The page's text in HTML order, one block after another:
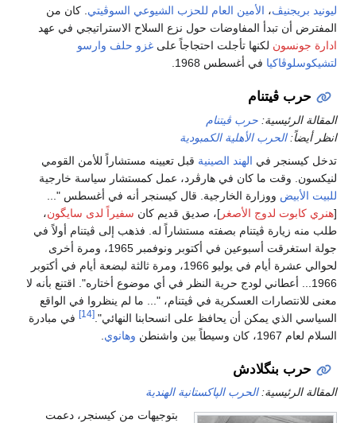
ليونيد بريجنيڤ، الأمين العام للحزب الشيوعي السوڤيتي . كان من
المفترض أن تبدأ المفاوضات حول نزع السلاح الاستراتيجي في عهد
ادارة جونسون لكنها تأجلت احتجاجاً على غزو حلف وارسو
لتشيكوسلوڤاكيا في أغسطس 1968.
حرب ڤيتنام
المقالة الرئيسية: حرب ڤيتنام
انظر أيضاً:الحرب الأهلية الكمبودية
تدخل كيسنجر في الهند الصينية قبل تعيينه مستشاراً للأمن القومي
لنيكسون. وقت ما كان في هارڤرد، عمل كمستشار سياسة خارجية
للبيت الأبيض ووزارة الخارجية. قال كيسنجر أنه في أغسطس "...
[هنري كابوت لدوج الأصغر ]، صديق قديم كان سفيراً لدى سايگون،
طلب منه زيارة ڤيتنام بصفته مستشاراً له. فذهب إلى ڤيتنام أولاً في
جولة استغرقت أسبوعين في أكتوبر ونوفمبر 1965، ومرة أخرى
لحوالي عشرة أيام في يوليو 1966، ومرة ثالثة لبضعة أيام في أكتوبر
1966... أعطاني لودج حرية النظر في أي موضوع أختاره". اقتنع بأنه لا
معنى للانتصارات العسكرية في ڤيتنام، "... ما لم ينظروا في الواقع
السياسي الذي يمكن أن يحافظ على انسحابنا النهائي". [14]
في مبادرة
السلام لعام 1967، كان وسيطاً بين واشنطن
وهانوي
حرب بنگلادش
المقالة الرئيسية:الحرب الپاكستانية الهندية
بتوجيهات من كيسنجر، دعمت